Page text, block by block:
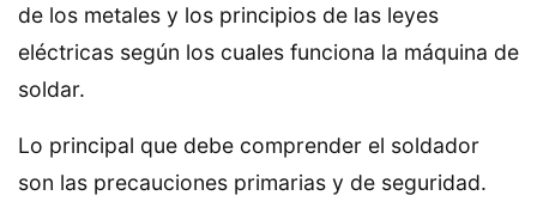
de los metales y los principios de las leyes
eléctricas según los cuales funciona la máquina de
soldar.
Lo principal que debe comprender el soldador
son las precauciones primarias y de seguridad.